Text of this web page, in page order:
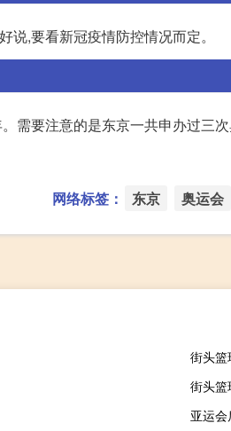
,要看新冠疫情防控情况而定。
需要注意的是东京一共申办过三
网络标签： 东京 奥运会
街头
街头篮
亚运